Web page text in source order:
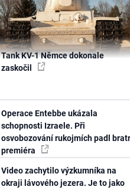
Tank KV-1 Němce dokonale
zaskočil
Operace Entebbe ukázala
schopnosti Izraele. Při
osvobozování rukojmích padl bratr
premiéra
Video zachytilo výzkumníka na
okraji lávového jezera. Je to jako